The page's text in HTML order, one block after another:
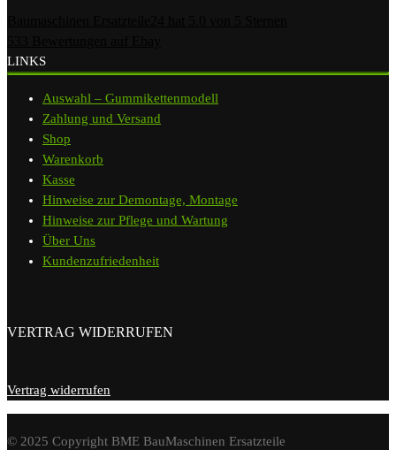
LINKS
Auswahl – Gummikettenmodell
Zahlung und Versand
Shop
Warenkorb
Kasse
Hinweise zur Demontage, Montage
Hinweise zur Pflege und Wartung
Über Uns
Kundenzufriedenheit
VERTRAG WIDERRUFEN
Vertrag widerrufen
© 2025 Copyright BME BauMaschinen Ersatzteile